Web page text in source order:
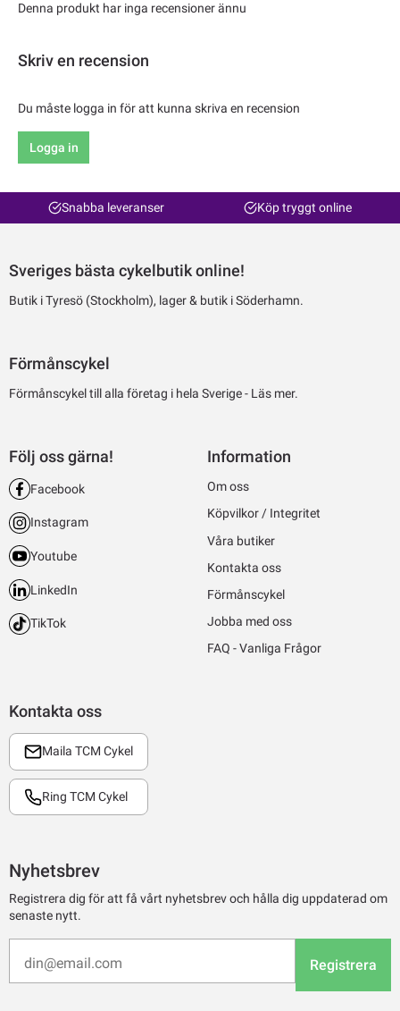
Denna produkt har inga recensioner ännu
Skriv en recension
Du måste logga in för att kunna skriva en recension
Logga in
Snabba leveranser Köp tryggt online
Sveriges bästa cykelbutik online!
Butik i Tyresö (Stockholm), lager & butik i Söderhamn.
Förmånscykel
Förmånscykel till alla företag i hela Sverige - Läs mer.
Kontakta oss
Maila TCM Cykel
Ring TCM Cykel
Följ oss gärna!
Facebook
Instagram
Youtube
LinkedIn
TikTok
Information
Om oss
Köpvilkor / Integritet
Våra butiker
Kontakta oss
Förmånscykel
Jobba med oss
FAQ - Vanliga Frågor
Nyhetsbrev
Registrera dig för att få vårt nyhetsbrev och hålla dig uppdaterad om
senaste nytt.
Registrera